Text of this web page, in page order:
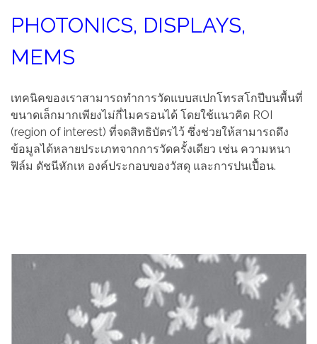
PHOTONICS, DISPLAYS,
MEMS
เทคนิคของเราสามารถทำการวัดแบบสเปกโทรสโกปีบนพื้นที่
ขนาดเล็กมากเพียงไม่กี่ไมครอนได้ โดยใช้แนวคิด ROI
(region of interest) ที่จดสิทธิบัตรไว้ ซึ่งช่วยให้สามารถดึง
ข้อมูลได้หลายประเภทจากการวัดครั้งเดียว เช่น ความหนา
ฟิล์ม ดัชนีหักเห องค์ประกอบของวัสดุ และการปนเปื้อน.